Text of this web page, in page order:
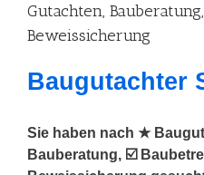
Gutachten,
Beweissicherung
Baugutachter
Sie haben nach ★
Bauberatung, ☑️